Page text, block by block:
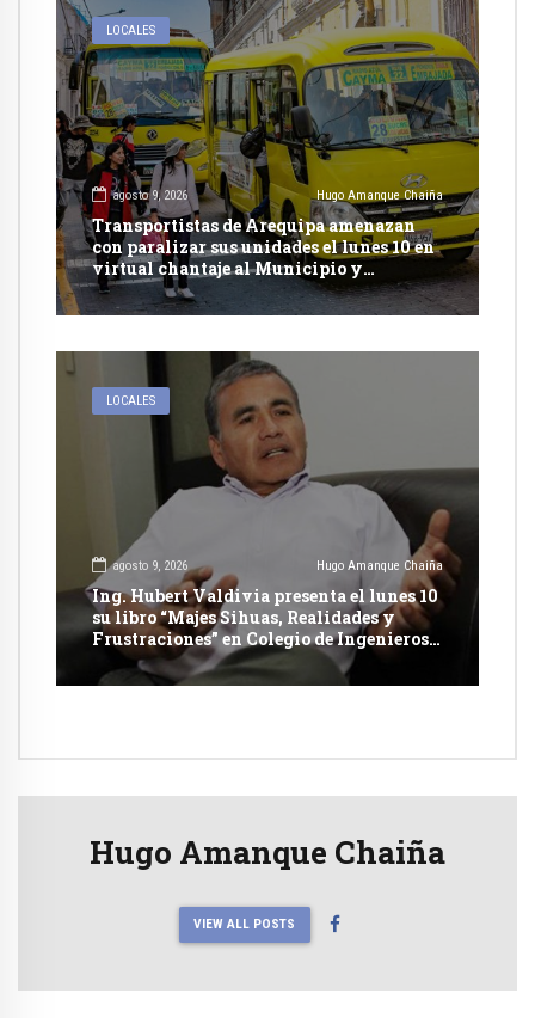
LOCALES
agosto 9, 2026 Hugo Amanque Chaiña
Transportistas de Arequipa amenazan
con paralizar sus unidades el lunes 10 en
virtual chantaje al Municipio y
presionan con recurrir al arbitraje
LOCALES
agosto 9, 2026 Hugo Amanque Chaiña
Ing. Hubert Valdivia presenta el lunes 10
su libro “Majes Sihuas, Realidades y
Frustraciones” en Colegio de Ingenieros
de Arequipa
Hugo Amanque Chaiña
VIEW ALL POSTS